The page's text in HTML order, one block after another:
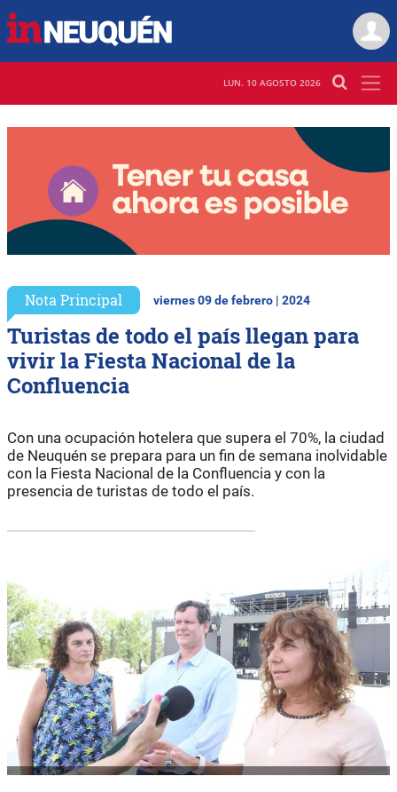
LUN. 10 AGOSTO 2026
Nota Principal viernes 09 de febrero | 2024
Turistas de todo el país llegan para
vivir la Fiesta Nacional de la
Confluencia
Con una ocupación hotelera que supera el 70%, la ciudad
de Neuquén se prepara para un fin de semana inolvidable
con la Fiesta Nacional de la Confluencia y con la
presencia de turistas de todo el país.